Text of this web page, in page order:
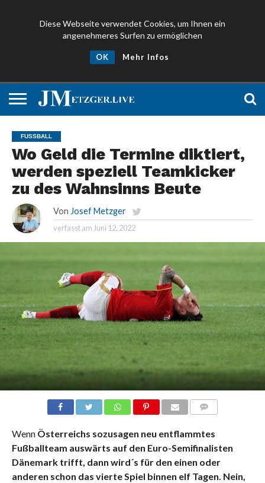
Diese Webseite verwendet Cookies, um Ihnen ein
angenehmeres Surfen zu ermöglichen
OK Mehr Infos
FUSSBALL
Wo Geld die Termine diktiert,
werden speziell Teamkicker
zu des Wahnsinns Beute
Von Josef Metzger
verfasst am Juni 12, 2022
WennÖsterreichs sozusagen neu entflammtes
Fußballteam auswärts auf den Euro-Semifinalisten
Dänemark trifft, dann wird´s für den einen oder
anderen schon das vierte Spiel binnen elf Tagen. Nein,